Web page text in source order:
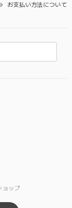
お支払い方法について
ョップ